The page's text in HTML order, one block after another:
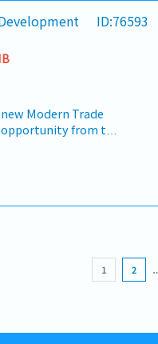
customer’s
maintenance
client
sales as
กิจกรรมการขายเชิง
การนำเสนอและข้อ
ายเพื่อให้บรรลุเป้า
ารตลาด- สร้างความ
ในองค์กรของลูกค้าใน
หารระดับสูงไปจนถึง
ID:76593
Modern Trade
from the
onboarding
Securing product
active,
strong commercial
teams, and
1 2